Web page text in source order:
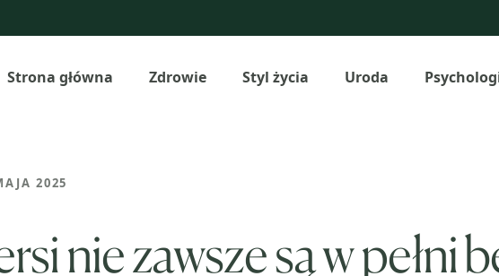
Strona główna
Zdrowie Styl życia Uroda
2025
nie zawsze są w pełni